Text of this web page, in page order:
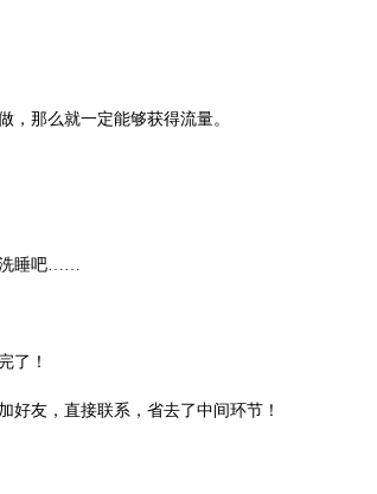
那么就一定能够获得流量。
洗睡吧……
了！
好友，直接联系，省去了中间环节！